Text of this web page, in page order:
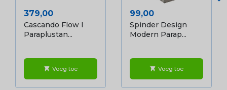
Prijs
379,00
Cascando Flow I
Paraplustan...
shopping_cart Voeg toe
Prijs
99,00
Spinder Design
Modern Parap...
shopping_cart Voeg toe